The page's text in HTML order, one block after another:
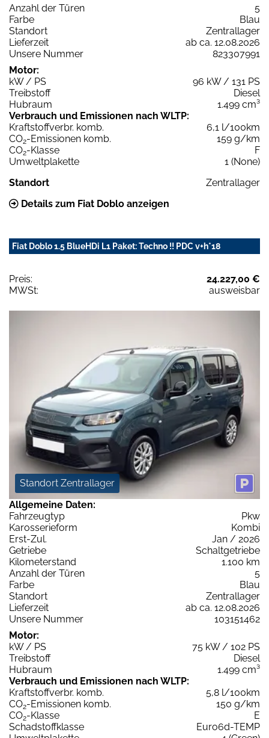
Anzahl der Türen
5
Farbe
Blau
Standort
Zentrallager
Lieferzeit
ab ca. 12.08.2026
Unsere Nummer
823307991
Motor:
kW / PS
96 kW / 131 PS
Treibstoff
Diesel
Hubraum
1.499 cm³
Verbrauch und Emissionen nach WLTP:
Kraftstoffverbr. komb.
6,1 l/100km
CO2-Emissionen komb.
159 g/km
CO2-Klasse
F
Umweltplakette
1 (None)
Standort
Zentrallager
Details zum Fiat Doblo anzeigen
Fiat Doblo 1.5 BlueHDi L1 Paket: Techno !! PDC v+h*18
Preis:
24.227,00 €
MWSt:
ausweisbar
Standort Zentrallager
Allgemeine Daten:
Fahrzeugtyp
Pkw
Karosserieform
Kombi
Erst-Zul.
Jan / 2026
Getriebe
Schaltgetriebe
Kilometerstand
1.100 km
Anzahl der Türen
5
Farbe
Blau
Standort
Zentrallager
Lieferzeit
ab ca. 12.08.2026
Unsere Nummer
103151462
Motor:
kW / PS
75 kW / 102 PS
Treibstoff
Diesel
Hubraum
1.499 cm³
Verbrauch und Emissionen nach WLTP:
Kraftstoffverbr. komb.
5,8 l/100km
CO2-Emissionen komb.
150 g/km
CO2-Klasse
E
Schadstoffklasse
Euro6d-TEMP